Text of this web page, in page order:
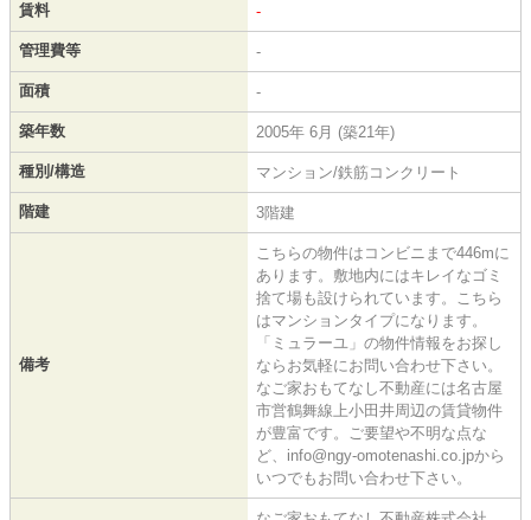
賃料 -
管理費等 -
面積 -
築年数 2005年 6月 (築21年)
種別/構造 マンション/鉄筋コンクリート
階建 3階建
備考
こちらの物件はコンビニまで446mに
あります。敷地内にはキレイなゴミ
捨て場も設けられています。こちら
はマンションタイプになります。
「ミュラーユ」の物件情報をお探し
ならお気軽にお問い合わせ下さい。
なご家おもてなし不動産には名古屋
市営鶴舞線上小田井周辺の賃貸物件
が豊富です。ご要望や不明な点な
ど、info@ngy-omotenashi.co.jpから
いつでもお問い合わせ下さい。